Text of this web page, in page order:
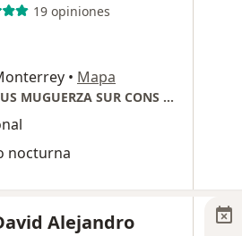
19 opiniones
• Mapa
CENTRO MEDICO CHRISTUS MUGUERZA SUR CONS 305 TERCER PISO
nocturna
Alejandro